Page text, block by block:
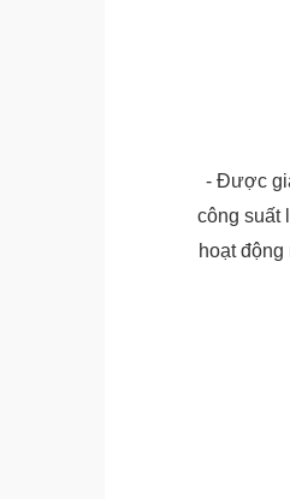
- Được
công suất
hoạt